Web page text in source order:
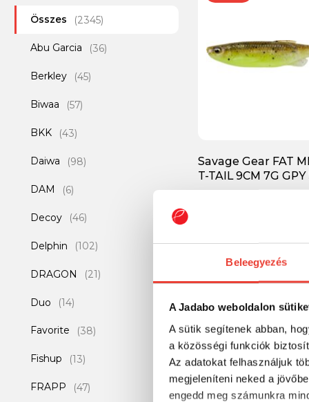
Beleegyezés
A Jadabo weboldalon
A sütik segítenek abban,
a közösségi funkciók
Az adatokat felhasználjuk
megjeleníteni neked a
engedd meg számunkra
Összes (2345)
Abu Garcia (36)
Berkley (45)
Biwaa (57)
BKK (43)
Daiwa (98)
DAM (6)
Decoy (46)
Delphin (102)
DRAGON (21)
Duo (14)
Favorite (38)
Fishup (13)
FRAPP (47)
Savage Gear FAT
T-TAIL 9CM 7G GPY
-36%